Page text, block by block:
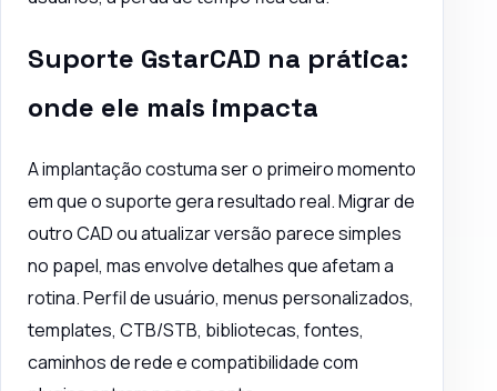
Suporte GstarCAD na prática:
onde ele mais impacta
A implantação costuma ser o primeiro momento
em que o suporte gera resultado real. Migrar de
outro CAD ou atualizar versão parece simples
no papel, mas envolve detalhes que afetam a
rotina. Perfil de usuário, menus personalizados,
templates, CTB/STB, bibliotecas, fontes,
caminhos de rede e compatibilidade com